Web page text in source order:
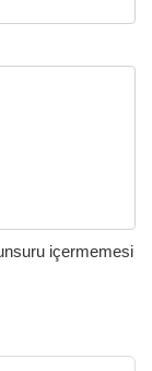
içermemesi